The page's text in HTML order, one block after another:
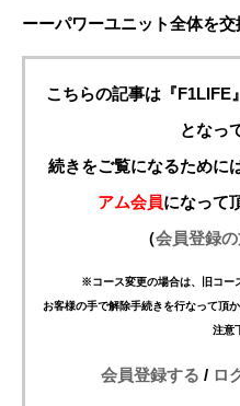
ーーパワーユニット全体を交
こちらの記事は『F1LIFE
となっ
続きをご覧になるためには
アム会員になって
（会員登録
※コース変更の場合は、旧コー
お客様の手で解除手続きを行なって頂
注意
会員登録する / ロ